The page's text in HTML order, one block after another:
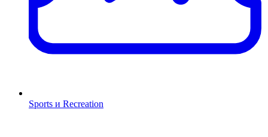
Sports и Recreation